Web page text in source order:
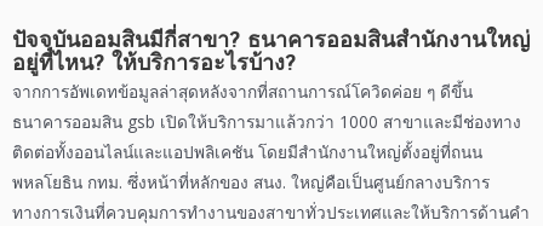
ปัจจุบันออมสินมีกี่สาขา? ธนาคารออมสินสำนักงานใหญ่
อยู่ที่ไหน? ให้บริการอะไรบ้าง?
จากการอัพเดทข้อมูลล่าสุดหลังจากที่สถานการณ์โควิดค่อย ๆ ดีขึ้น
ธนาคารออมสิน gsb เปิดให้บริการมาแล้วกว่า 1000 สาขาและมีช่องทาง
ติดต่อทั้งออนไลน์และแอปพลิเคชัน โดยมีสำนักงานใหญ่ตั้งอยู่ที่ถนน
พหลโยธิน กทม. ซึ่งหน้าที่หลักของ สนง. ใหญ่คือเป็นศูนย์กลางบริการ
ทางการเงินที่ควบคุมการทำงานของสาขาทั่วประเทศและให้บริการด้านคำ